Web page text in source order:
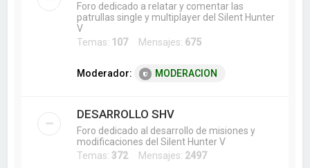
Foro dedicado a relatar y comentar las
patrullas single y multiplayer del Silent Hunter
V
Temas: 107Mensajes: 675
Moderador: MODERACION
DESARROLLO SHV
Foro dedicado al desarrollo de misiones y
modificaciones del Silent Hunter V
Temas: 372Mensajes: 2497